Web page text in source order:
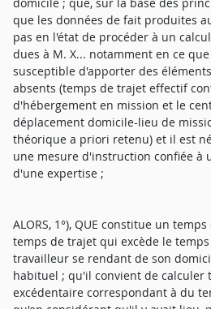
que les données de fait produites
pas en l'état de procéder à un
dues à M. X... notamment en ce
susceptible d'apporter des
absents (temps de trajet effectif
d'hébergement en mission et le
déplacement domicile-lieu de
théorique a priori retenu) et il est
une mesure d'instruction confiée à
d'une expertise ;
ALORS, 1°), QUE constitue un
temps de trajet qui excède le
travailleur se rendant de son
habituel ; qu'il convient de
excédentaire correspondant à du